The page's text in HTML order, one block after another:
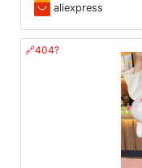
aliexpress
🔗404?